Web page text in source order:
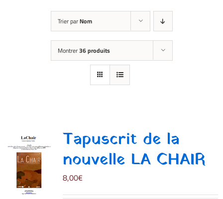
Trier parNom
Montrer36 produits
Tapuscrit de la
nouvelle LA CHAIR
8,00€